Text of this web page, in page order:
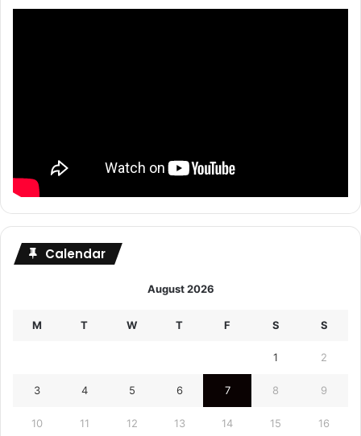
Calendar
August 2026
M T W T F S S
1 2
3 4 5 6 7 8 9
10 11 12 13 14 15 16